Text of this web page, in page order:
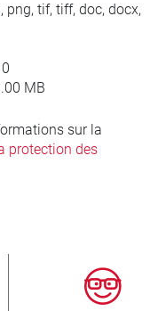
png, tif, tiff, doc, docx,
MB
sur la
protection des